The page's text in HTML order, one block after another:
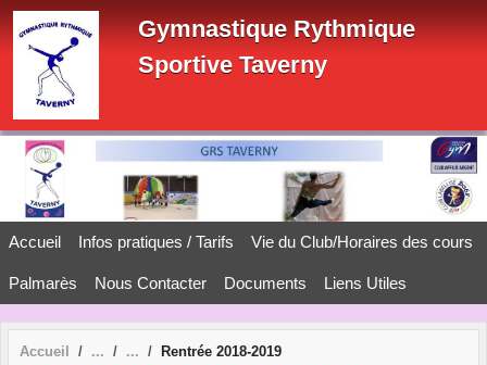
Gymnastique Rythmique
Sportive Taverny
Accueil Infos pratiques / Tarifs Vie du Club/Horaires des cours
Palmarès Nous Contacter Documents Liens Utiles
Accueil Rentrée 2018-2019
Panneau de gestion des cookies